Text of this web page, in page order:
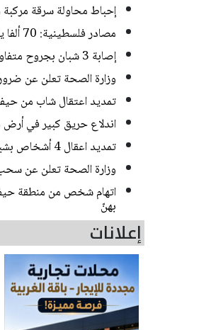
إحباط محاولة سرقة
مصادر فلسطينية: 70 ألفا يؤدون صلاة الجمعة في المسجد الأقصى
إصابة 3 شبان بجروح متفاوتة في الطيبة.. اثنان بحالة خطيرة
وزارة الصحة تعلن عن
تمديد اعتقال شاب من
اندلاع حريق كبير في أرض
تمديد اعقال 4 أشخاص بشبهة بيع المخدرات في حي ضاحية البريد بالقدس
وزارة الصحة تعلن عن
اتهام شخص من منطقة
بهنّ
إعلانات